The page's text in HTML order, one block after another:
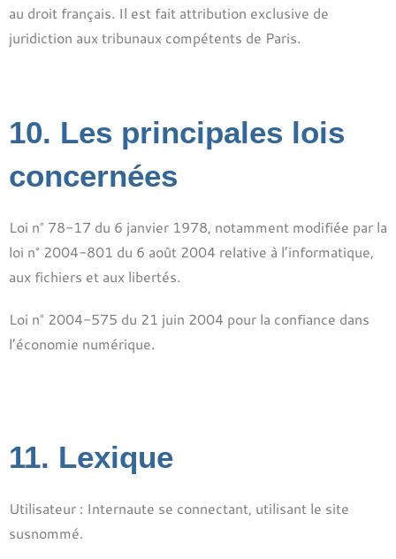
au droit français. Il est fait attribution exclusive de
juridiction aux tribunaux compétents de Paris.
10. Les principales lois
concernées
Loi n° 78-17 du 6 janvier 1978, notamment modifiée par la
loi n° 2004-801 du 6 août 2004 relative à l’informatique,
aux fichiers et aux libertés.
Loi n° 2004-575 du 21 juin 2004 pour la confiance dans
l’économie numérique.
11. Lexique
Utilisateur : Internaute se connectant, utilisant le site
susnommé.